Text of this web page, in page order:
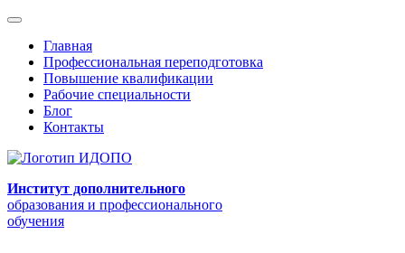
Главная
Профессиональная переподготовка
Повышение квалификации
Рабочие специальности
Блог
Контакты
Институт дополнительного
образования и профессионального
обучения